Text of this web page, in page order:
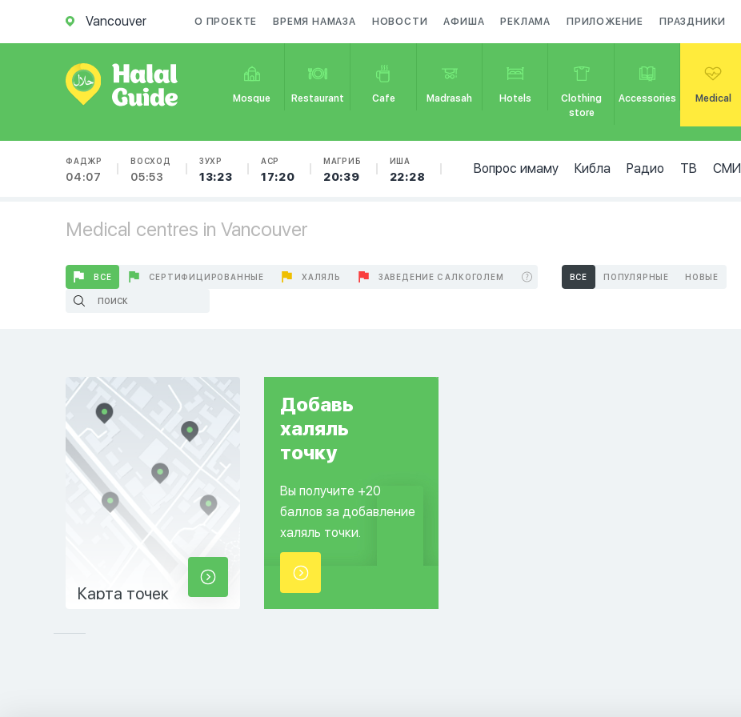
Vancouver О ПРОЕКТЕ ВРЕМЯ НАМАЗА НОВОСТИ АФИША РЕКЛАМА ПРИЛОЖЕНИЕ ПРАЗДНИКИ
Mosque Restaurant Cafe Madrasah Hotels
Clothing
store
Accessories Medical
ФАДЖР
04:07
ВОСХОД
05:53
ЗУХР
13:23
АСР
17:20
МАГРИБ
20:39
ИША
22:28
Вопрос имаму Кибла Радио ТВ СМИ
Medical centres in Vancouver
ВСЕ СЕРТИФИЦИРОВАННЫЕ ХАЛЯЛЬ ЗАВЕДЕНИЕ С АЛКОГОЛЕМ ВСЕ ПОПУЛЯРНЫЕ НОВЫЕ
Карта точек
Добавь
халяль
точку
Вы получите +20
баллов за добавление
халяль точки.